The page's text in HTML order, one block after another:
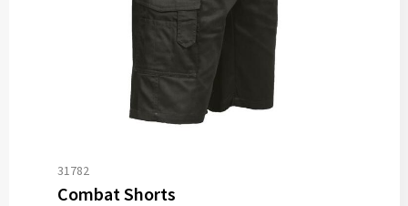
31782
Combat Shorts